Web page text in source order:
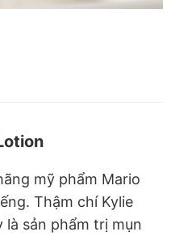
mỹ phẩm Mario
Thậm chí Kylie
sản phẩm trị mụn